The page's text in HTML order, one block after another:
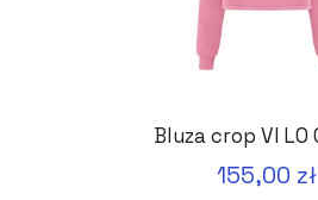
Bluza crop VI LO
155,00 zł